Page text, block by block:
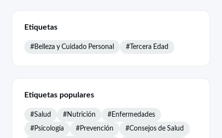
Etiquetas
#Belleza y Cuidado Personal #Tercera Edad
Etiquetas populares
#Salud #Nutrición #Enfermedades
#Psicología #Prevención #Consejos de Salud